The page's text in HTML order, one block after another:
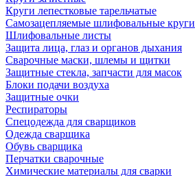
Круги лепестковые тарельчатые
Самозацепляемые шлифовальные круги
Шлифовальные листы
Защита лица, глаз и органов дыхания
Сварочные маски, шлемы и щитки
Защитные стекла, запчасти для масок
Блоки подачи воздуха
Защитные очки
Респираторы
Спецодежда для сварщиков
Одежда сварщика
Обувь сварщика
Перчатки сварочные
Химические материалы для сварки